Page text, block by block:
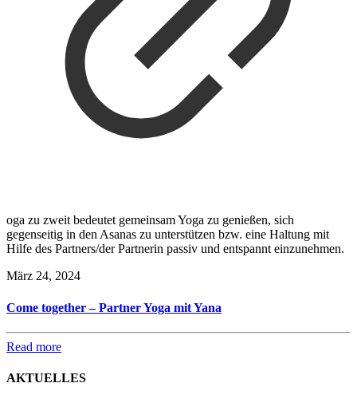
oga zu zweit bedeutet gemeinsam Yoga zu genießen, sich
gegenseitig in den Asanas zu unterstützen bzw. eine Haltung mit
Hilfe des Partners/der Partnerin passiv und entspannt einzunehmen.
März 24, 2024
Come together – Partner Yoga mit Yana
Read more
AKTUELLES